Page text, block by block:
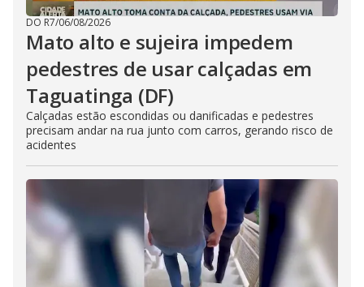
DO R7/06/08/2026
Mato alto e sujeira impedem
pedestres de usar calçadas em
Taguatinga (DF)
Calçadas estão escondidas ou danificadas e pedestres
precisam andar na rua junto com carros, gerando risco de
acidentes